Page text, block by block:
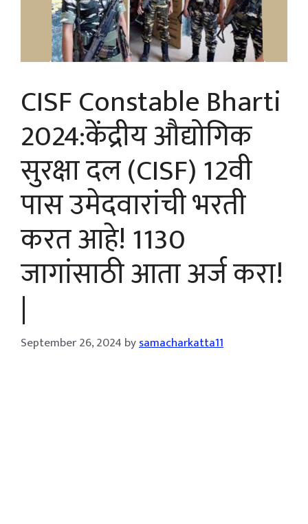
CISF Constable Bharti
2024:केंद्रीय औद्योगिक
सुरक्षा दल (CISF) 12वी
पास उमेदवारांची भरती
करत आहे! 1130
जागांसाठी आता अर्ज करा!
|
September 26, 2024 bysamacharkatta11